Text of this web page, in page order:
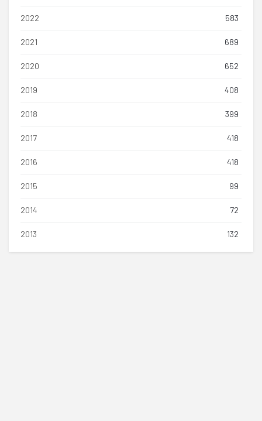
2022 583
2021 689
2020 652
2019 408
2018 399
2017 418
2016 418
2015 99
2014 72
2013 132